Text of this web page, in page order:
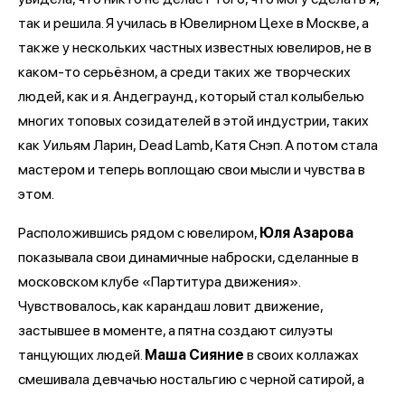
так и решила. Я училась в Ювелирном Цехе в Москве, а
также у нескольких частных известных ювелиров, не в
каком-то серьёзном, а среди таких же творческих
людей, как и я. Андеграунд, который стал колыбелью
многих топовых созидателей в этой индустрии, таких
как Уильям Ларин, Dead Lamb, Катя Снэп. А потом стала
мастером и теперь воплощаю свои мысли и чувства в
этом.
Расположившись рядом с ювелиром, Юля Азарова
показывала свои динамичные наброски, сделанные в
московском клубе «Партитура движения».
Чувствовалось, как карандаш ловит движение,
застывшее в моменте, а пятна создают силуэты
танцующих людей. Маша Сияние в своих коллажах
смешивала девчачью ностальгию с черной сатирой, а